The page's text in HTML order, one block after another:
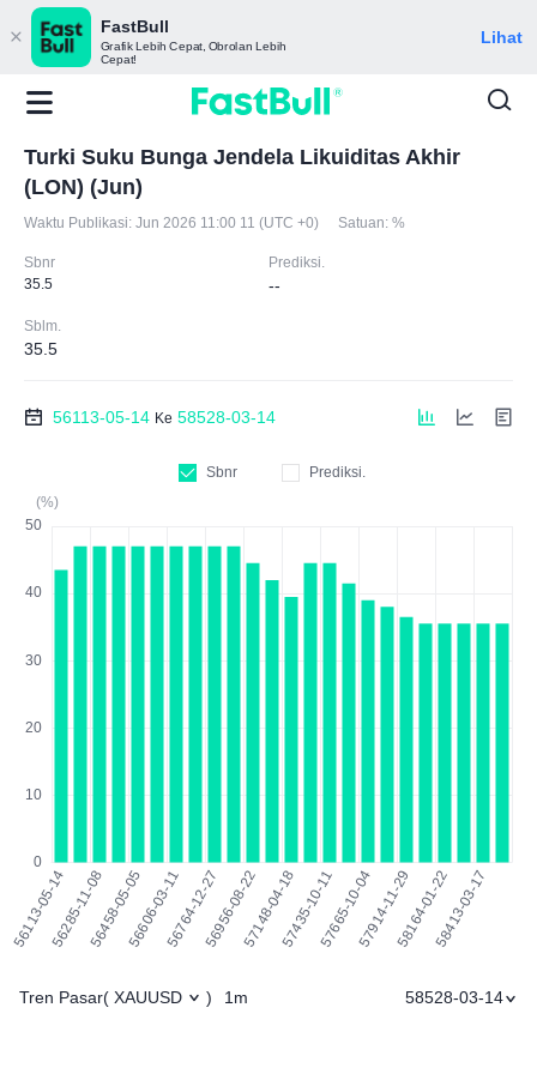
FastBull
Grafik Lebih Cepat, Obrolan Lebih
Cepat!
Lihat
Turki Suku Bunga Jendela Likuiditas Akhir
(LON) (Jun)
Waktu Publikasi: Jun 2026 11:00 11 (UTC +0) Satuan: %
Sbnr
35.5
Prediksi.
--
Sblm.
35.5
56113-05-14 Ke 58528-03-14
Sbnr
Prediksi.
(%)
Tren Pasar( XAUUSD ) 1m 58528-03-14